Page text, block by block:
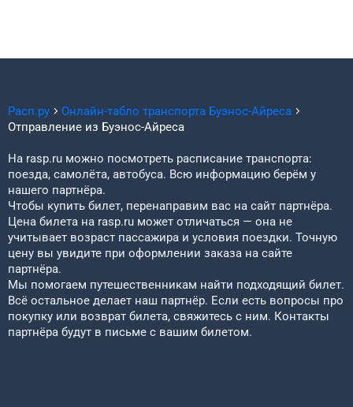
Расп.ру Онлайн-табло транспорта Буэнос-Айреса
Отправление из Буэнос-Айреса
На rasp.ru можно посмотреть расписание транспорта:
поезда, самолёта, автобуса. Всю информацию берём у
нашего партнёра.
Чтобы купить билет, перенаправим вас на сайт партнёра.
Цена билета на rasp.ru может отличаться — она не
учитывает возраст пассажира и условия поездки. Точную
цену вы увидите при оформлении заказа на сайте
партнёра.
Мы помогаем путешественникам найти подходящий билет.
Всё остальное делает наш партнёр. Если есть вопросы про
покупку или возврат билета, свяжитесь с ним. Контакты
партнёра будут в письме с вашим билетом.